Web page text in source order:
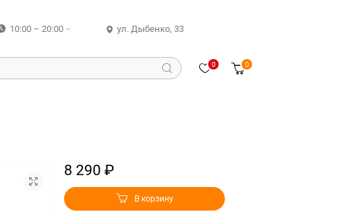
10:00 – 20:00 ул. Дыбенко, 33
0 0
8 290 ₽
В корзину